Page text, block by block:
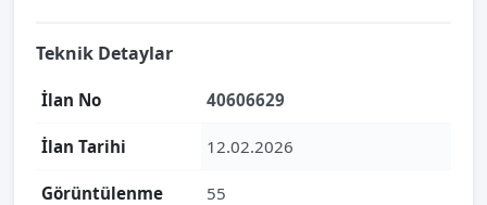
Teknik Detaylar
İlan No 40606629
İlan Tarihi 12.02.2026
Görüntülenme 55